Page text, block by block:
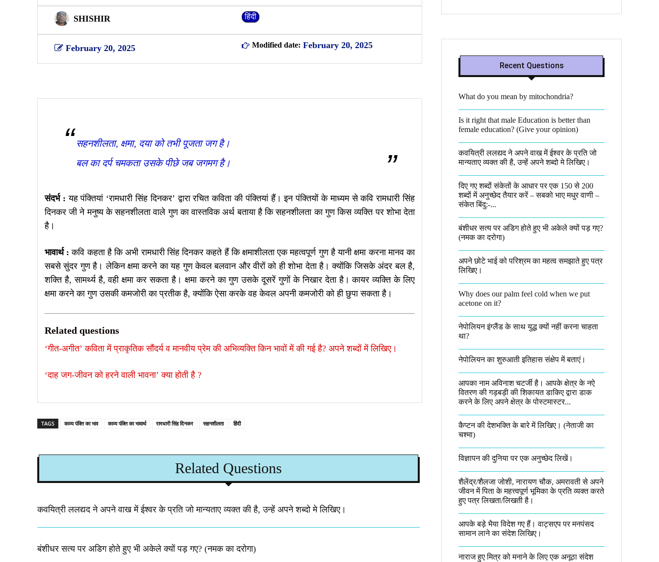
SHISHIR हिंदी
February 20, 2025 Modified date: February 20, 2025
सहनशीलता, क्षमा, दया को तभी पूजता जग है।
बल का दर्प चमकता उसके पीछे जब जगमग है।
संदर्भ : यह पंक्तियां ‘रामधारी सिंह दिनकर’ द्वारा रचित कविता की पंक्तियां हैं। इन पंक्तियों के माध्यम से कवि रामधारी सिंह
दिनकर जी ने मनुष्य के सहनशीलता वाले गुण का वास्तविक अर्थ बताया है कि सहनशीलता का गुण किस व्यक्ति पर शोभा देता
है।
भावार्थ : कवि कहता है कि अभी रामधारी सिंह दिनकर कहते हैं कि क्षमाशीलता एक महत्वपूर्ण गुण है यानी क्षमा करना मानव का
सबसे सुंदर गुण है। लेकिन क्षमा करने का यह गुण केवल बलवान और वीरों को ही शोभा देता है। क्योंकि जिसके अंदर बल है,
शक्ति है, सामर्थ्य है, वही क्षमा कर सकता है। क्षमा करने का गुण उसके दूसरें गुणों के निखार देता है। कायर व्यक्ति के लिए
क्षमा करने का गुण उसकी कमजोरी का प्रतीक है, क्योंकि ऐसा करके वह केवल अपनी कमजोरी को ही छुपा सकता है।
Related questions
‘गीत-अगीत’ कविता में प्राकृतिक सौंदर्य व मानवीय प्रेम की अभिव्यक्ति किन भावों में की गई है? अपने शब्दों में लिखिए।
‘दाह जग-जीवन को हरने वाली भावना’ क्या होती है ? ​
TAGS काव्य पंक्ति का भाव काव्य पंक्ति का भावार्थ रामधारी सिंह दिनकर सहनशीलता हिंदी
Related Questions
कवयित्री ललद्यद ने अपने वाख में ईश्वर के प्रति जो मान्यताए व्यक्त की है, उन्हें अपने शब्दो मे लिखिए।
बंशीधर सत्य पर अडिग होते हुए भी अकेले क्यों पड़ गए? (नमक का दरोगा)
Recent Questions
What do you mean by mitochondria?​
Is it right that male Education is better than
female education? (Give your opinion)
कवयित्री ललद्यद ने अपने वाख में ईश्वर के प्रति जो
मान्यताए व्यक्त की है, उन्हें अपने शब्दो मे लिखिए।
दिए गए शब्दों संकेतों के आधार पर एक 150 से 200
शब्दों में अनुच्छेद तैयार करें – सबको भाए मधुर वाणी –
संकेत बिंदु:-...
बंशीधर सत्य पर अडिग होते हुए भी अकेले क्यों पड़ गए?
(नमक का दरोगा)
अपने छोटे भाई को परिश्रम का महत्व समझाते हुए पत्र
लिखिए।
Why does our palm feel cold when we put
acetone on it?
नेपोलियन इंग्लैंड के साथ युद्ध क्यों नहीं करना चाहता
था​?
नेपोलियन का शुरुआती इतिहास संक्षेप में बताएं।
आपका नाम अविनाश चटर्जी है। आपके क्षेत्र के नऐ
वितरण की गड़बड़ी की शिकायत डाकिए द्वारा डाक
करने के लिए अपने क्षेत्र के पोस्टमास्टर...
कैप्टन की देशभक्ति के बारे में लिखिए।​ (नेताजी का
चश्मा)
विज्ञापन की दुनिया पर एक अनुच्छेद लिखें।
शैलेंद्र/शैलजा जोशी, नारायण चौक, अमरावती से अपने
जीवन में पिता के महत्त्वपूर्ण भूमिका के प्रति व्यक्त करते
हुए पत्र लिखता/लिखती है।​
आपके बड़े भैया विदेश गए हैं। वाट्सएप पर मनपंसद
सामान लाने का संदेश लिखिए।
नाराज हुए मित्र को मनाने के लिए एक अनूठा संदेश